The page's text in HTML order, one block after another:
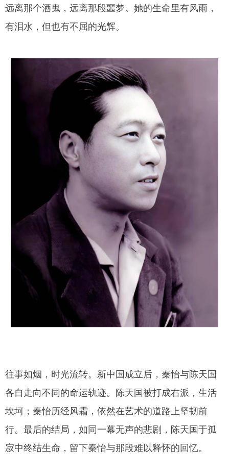
远离那个酒鬼，远离那段噩梦。她的生命里有风雨，
有泪水，但也有不屈的光辉。
往事如烟，时光流转。新中国成立后，秦怡与陈天国
各自走向不同的命运轨迹。陈天国被打成右派，生活
坎坷；秦怡历经风霜，依然在艺术的道路上坚韧前
行。最后的结局，如同一幕无声的悲剧，陈天国于孤
寂中终结生命，留下秦怡与那段难以释怀的回忆。